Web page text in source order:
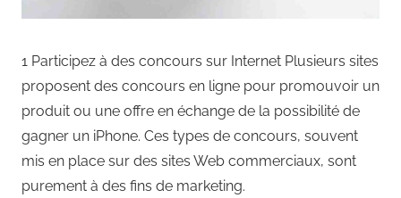
1 Participez à des concours sur Internet Plusieurs sites
proposent des concours en ligne pour promouvoir un
produit ou une offre en échange de la possibilité de
gagner un iPhone. Ces types de concours, souvent
mis en place sur des sites Web commerciaux, sont
purement à des fins de marketing.